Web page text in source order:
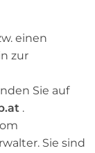
einen
zur
Sie auf
.
Sie sind